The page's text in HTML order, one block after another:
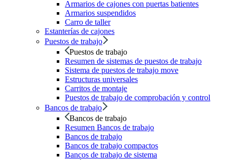
Armarios de cajones con puertas batientes
Armarios suspendidos
Carro de taller
Estanterías de cajones
Puestos de trabajo
Puestos de trabajo
Resumen de sistemas de puestos de trabajo
Sistema de puestos de trabajo move
Estructuras universales
Carritos de montaje
Puestos de trabajo de comprobación y control
Bancos de trabajo
Bancos de trabajo
Resumen Bancos de trabajo
Bancos de trabajo
Bancos de trabajo compactos
Bancos de trabajo de sistema